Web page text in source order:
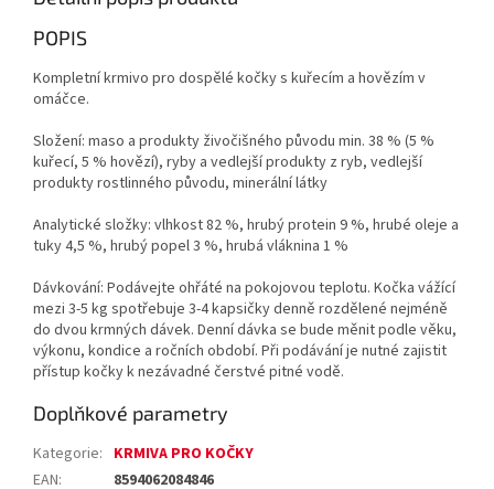
POPIS
Kompletní krmivo pro dospělé kočky s kuřecím a hovězím v
omáčce.
Složení: maso a produkty živočišného původu min. 38 % (5 %
kuřecí, 5 % hovězí), ryby a vedlejší produkty z ryb, vedlejší
produkty rostlinného původu, minerální látky
Analytické složky: vlhkost 82 %, hrubý protein 9 %, hrubé oleje a
tuky 4,5 %, hrubý popel 3 %, hrubá vláknina 1 %
Dávkování: Podávejte ohřáté na pokojovou teplotu. Kočka vážící
mezi 3-5 kg spotřebuje 3-4 kapsičky denně rozdělené nejméně
do dvou krmných dávek. Denní dávka se bude měnit podle věku,
výkonu, kondice a ročních období. Při podávání je nutné zajistit
přístup kočky k nezávadné čerstvé pitné vodě.
Doplňkové parametry
Kategorie: KRMIVA PRO KOČKY
EAN: 8594062084846